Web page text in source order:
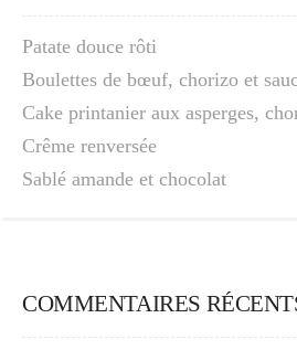
Patate douce rôti
Boulettes de bœuf, chorizo et
Cake printanier aux asperges,
Crême renversée
Sablé amande et chocolat
COMMENTAIRES